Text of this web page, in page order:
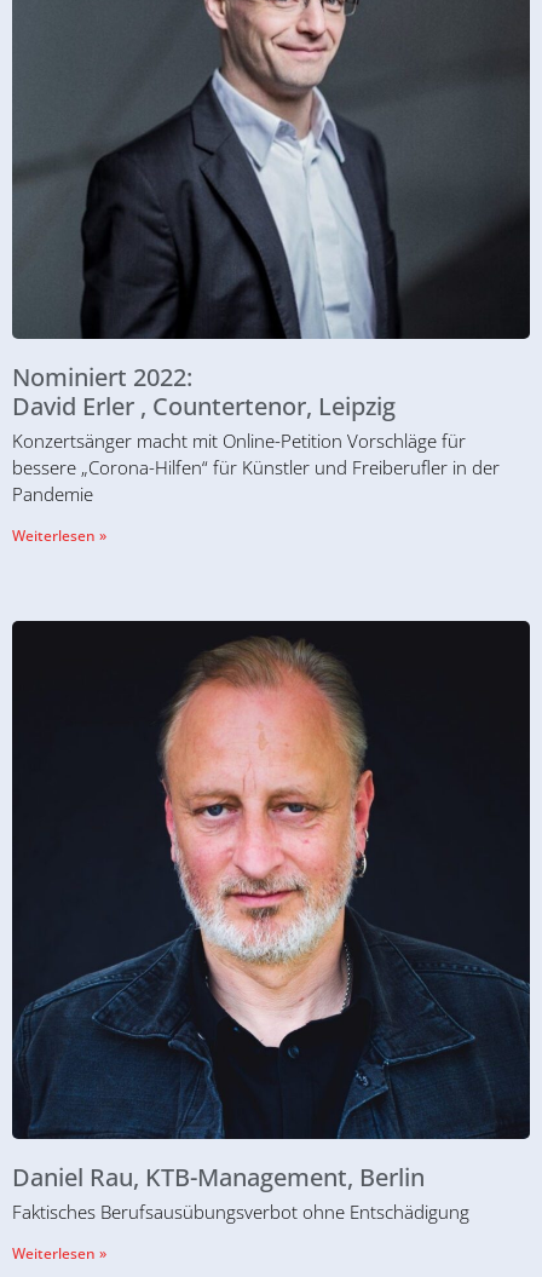
Nominiert 2022:
David Erler , Countertenor, Leipzig
Konzertsänger macht mit Online-Petition Vorschläge für
bessere „Corona-Hilfen“ für Künstler und Freiberufler in der
Pandemie
Weiterlesen »
Daniel Rau, KTB-Management, Berlin
Faktisches Berufsausübungsverbot ohne Entschädigung
Weiterlesen »